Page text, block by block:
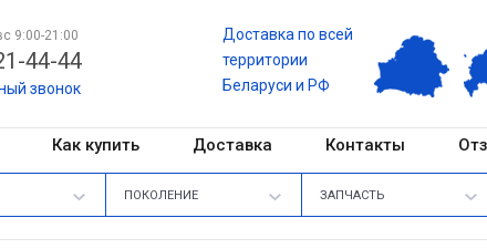
9:00-21:00
44-44
звонок
Доставка по всей
территории
Беларуси и РФ
Как купить Доставка Контакты
ПОКОЛЕНИЕ ЗАПЧАСТЬ